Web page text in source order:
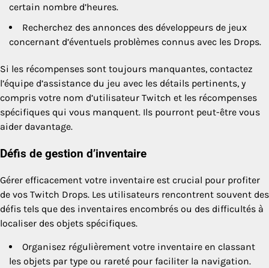
certain nombre d’heures.
Recherchez des annonces des développeurs de jeux
concernant d’éventuels problèmes connus avec les Drops.
Si les récompenses sont toujours manquantes, contactez
l’équipe d’assistance du jeu avec les détails pertinents, y
compris votre nom d’utilisateur Twitch et les récompenses
spécifiques qui vous manquent. Ils pourront peut-être vous
aider davantage.
Défis de gestion d’inventaire
Gérer efficacement votre inventaire est crucial pour profiter
de vos Twitch Drops. Les utilisateurs rencontrent souvent des
défis tels que des inventaires encombrés ou des difficultés à
localiser des objets spécifiques.
Organisez régulièrement votre inventaire en classant
les objets par type ou rareté pour faciliter la navigation.